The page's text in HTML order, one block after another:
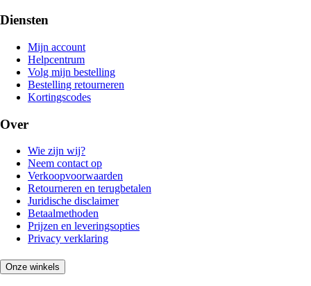
Diensten
Mijn account
Helpcentrum
Volg mijn bestelling
Bestelling retourneren
Kortingscodes
Over
Wie zijn wij?
Neem contact op
Verkoopvoorwaarden
Retourneren en terugbetalen
Juridische disclaimer
Betaalmethoden
Prijzen en leveringsopties
Privacy verklaring
Onze winkels